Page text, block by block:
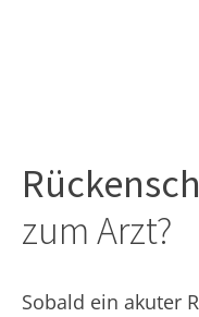
zum Arzt?
Sobald ein akuter